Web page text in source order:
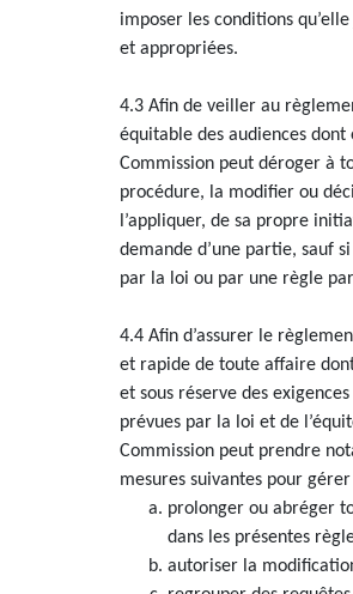
imposer les conditions
et appropriées.
4.3 Afin de veiller au
équitable des audiences dont
Commission peut déroger à
procédure, la modifier ou
l’appliquer, de sa propre
demande d’une partie, sauf
par la loi ou par une règle
4.4 Afin d’assurer le
et rapide de toute affaire
et sous réserve des
prévues par la loi et de
Commission peut prendre
mesures suivantes pour gérer
prolonger ou abréger
dans les présentes
autoriser la